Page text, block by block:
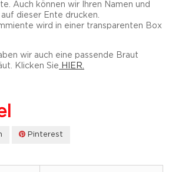
Auch können wir Ihren Namen und
dieser Ente drucken.
wird in einer transparenten Box
wir auch eine passende Braut
Klicken Sie HIER.
Pinterest